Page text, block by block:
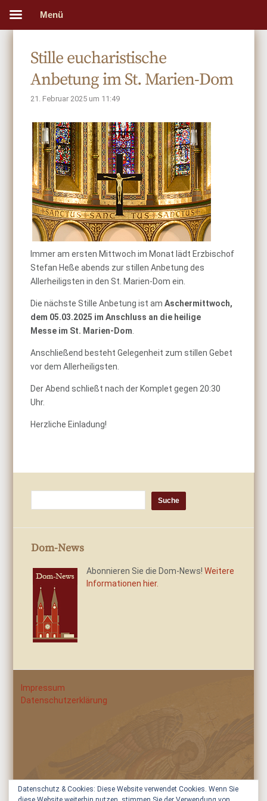
Stille eucharistische
Anbetung im St. Marien-Dom
21. Februar 2025 um 11:49
Immer am ersten Mittwoch im Monat lädt Erzbischof
Stefan Heße abends zur stillen Anbetung des
Allerheiligsten in den St. Marien-­Dom ein.
Die nächste Stille Anbetung ist amAschermittwoch,
dem 05.03.2025 im Anschluss an die heilige
Messe im St. Marien-Dom
Anschließend besteht Gelegenheit zum stillen Gebet
vor dem Allerheiligsten.
Der Abend schließt nach der Komplet gegen 20:30
Uhr.
Herzliche Einladung!
Dom-News
Abonnieren Sie die Dom-News!Weitere
Informationen hier.
Impressum
Datenschutzerklärung
Menü
Datenschutz & Cookies: Diese Website verwendet Cookies. Wenn Sie